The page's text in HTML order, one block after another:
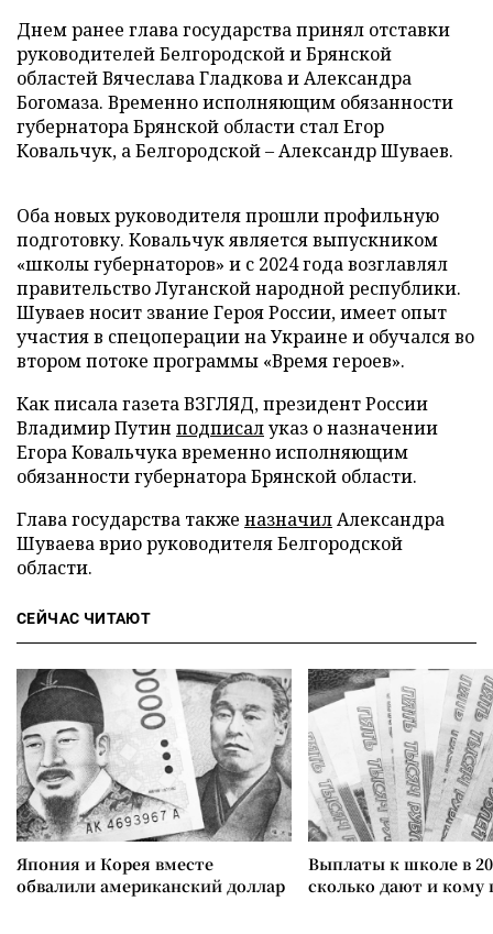
Днем ранее глава государства принял отставки
руководителей Белгородской и Брянской
областей Вячеслава Гладкова и Александра
Богомаза. Временно исполняющим обязанности
губернатора Брянской области стал Егор
Ковальчук, а Белгородской – Александр Шуваев.
Оба новых руководителя прошли профильную
подготовку. Ковальчук является выпускником
«школы губернаторов» и с 2024 года возглавлял
правительство Луганской народной республики.
Шуваев носит звание Героя России, имеет опыт
участия в спецоперации на Украине и обучался во
втором потоке программы «Время героев».
Как писала газета ВЗГЛЯД, президент России
Владимир Путин подписалуказ о назначении
Егора Ковальчука временно исполняющим
обязанности губернатора Брянской области.
Глава государства также назначилАлександра
Шуваева врио руководителя Белгородской
области.
СЕЙЧАС ЧИТАЮТ
Япония и Корея вместе
обвалили американский доллар
Выплаты к школе в
сколько дают и